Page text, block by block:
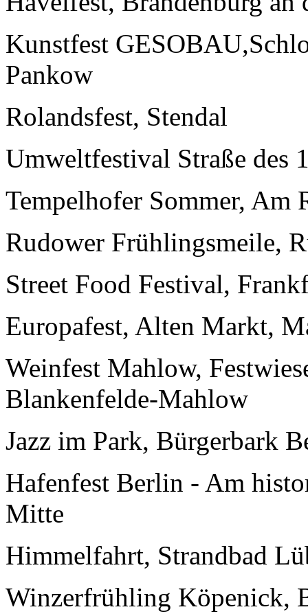
Kunstfest
Pankow
Rolandsfest, Stendal
Umweltfestival Straße des
Tempelhofer Sommer, Am
Rudower Frühlingsmeile,
Street Food Festival,
Europafest, Alten Markt,
Weinfest Mahlow,
Blankenfelde-Mahlow
Jazz im Park, Bürgerbark
Hafenfest Berlin - Am
Mitte
Himmelfahrt, Strandbad
Winzerfrühling Köpenick,